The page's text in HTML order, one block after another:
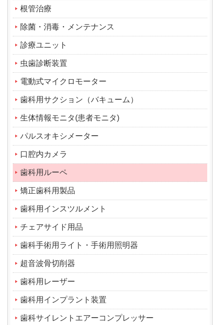
根管治療
除菌・消毒・メンテナンス
診療ユニット
虫歯診断装置
電動式マイクロモーター
歯科用サクション（バキューム）
生体情報モニタ(患者モニタ)
パルスオキシメーター
口腔内カメラ
歯科用ルーペ
矯正歯科用製品
歯科用インスツルメント
チェアサイド用品
歯科手術用ライト・手術用照明器
超音波骨切削器
歯科用レーザー
歯科用インプラント装置
歯科サイレントエアーコンプレッサー